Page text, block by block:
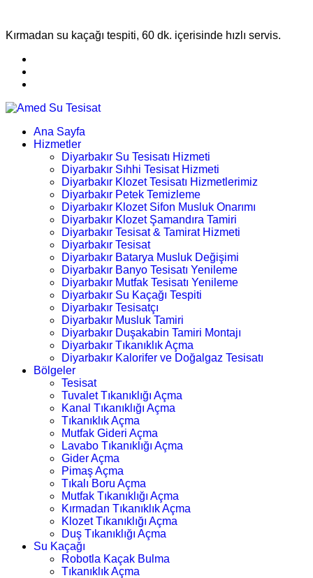
Kırmadan su kaçağı tespiti, 60 dk. içerisinde hızlı servis.
Ana Sayfa
Hizmetler
Diyarbakır Su Tesisatı Hizmeti
Diyarbakır Sıhhi Tesisat Hizmeti
Diyarbakır Klozet Tesisatı Hizmetlerimiz
Diyarbakır Petek Temizleme
Diyarbakır Klozet Sifon Musluk Onarımı
Diyarbakır Klozet Şamandıra Tamiri
Diyarbakır Tesisat & Tamirat Hizmeti
Diyarbakır Tesisat
Diyarbakır Batarya Musluk Değişimi
Diyarbakır Banyo Tesisatı Yenileme
Diyarbakır Mutfak Tesisatı Yenileme
Diyarbakır Su Kaçağı Tespiti
Diyarbakır Tesisatçı
Diyarbakır Musluk Tamiri
Diyarbakır Duşakabin Tamiri Montajı
Diyarbakır Tıkanıklık Açma
Diyarbakır Kalorifer ve Doğalgaz Tesisatı
Bölgeler
Tesisat
Tuvalet Tıkanıklığı Açma
Kanal Tıkanıklığı Açma
Tıkanıklık Açma
Mutfak Gideri Açma
Lavabo Tıkanıklığı Açma
Gider Açma
Pimaş Açma
Tıkalı Boru Açma
Mutfak Tıkanıklığı Açma
Kırmadan Tıkanıklık Açma
Klozet Tıkanıklığı Açma
Duş Tıkanıklığı Açma
Su Kaçağı
Robotla Kaçak Bulma
Tıkanıklık Açma